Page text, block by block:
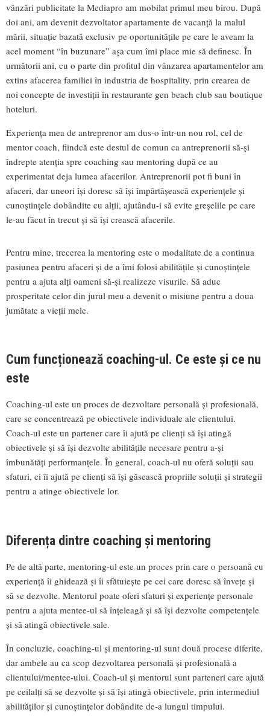
vânzări publicitate la Mediapro am mobilat primul meu birou. După
doi ani, am devenit dezvoltator apartamente de vacanță la malul
mării, situație bazată exclusiv pe oportunitățile pe care le aveam la
acel moment “în buzunare” așa cum îmi place mie să definesc. În
următorii ani, cu o parte din profitul din vânzarea apartamentelor am
extins afacerea familiei în industria de hospitality, prin crearea de
noi concepte de investiții în restaurante gen beach club sau boutique
hoteluri.
Experiența mea de antreprenor am dus-o într-un nou rol, cel de
mentor coach, fiindcă este destul de comun ca antreprenorii să-și
îndrepte atenția spre coaching sau mentoring după ce au
experimentat deja lumea afacerilor. Antreprenorii pot fi buni în
afaceri, dar uneori își doresc să își împărtășească experiențele și
cunoștințele dobândite cu alții, ajutându-i să evite greșelile pe care
le-au făcut în trecut și să își crească afacerile.
Pentru mine, trecerea la mentoring este o modalitate de a continua
pasiunea pentru afaceri și de a îmi folosi abilitățile și cunoștințele
pentru a ajuta alți oameni să-și realizeze visurile. Să aduc
prosperitate celor din jurul meu a devenit o misiune pentru a doua
jumătate a vieții mele.
Cum funcționează coaching-ul. Ce este și ce nu
este
Coaching-ul este un proces de dezvoltare personală și profesională,
care se concentrează pe obiectivele individuale ale clientului.
Coach-ul este un partener care îi ajută pe clienți să își atingă
obiectivele și să își dezvolte abilitățile necesare pentru a-și
îmbunătăți performanțele. În general, coach-ul nu oferă soluții sau
sfaturi, ci îi ajută pe clienți să își găsească propriile soluții și strategii
pentru a atinge obiectivele lor.
Diferența dintre coaching și mentoring
Pe de altă parte, mentoring-ul este un proces prin care o persoană cu
experiență îi ghidează și îi sfătuiește pe cei care doresc să învețe și
să se dezvolte. Mentorul poate oferi sfaturi și experiențe personale
pentru a ajuta mentee-ul să înțeleagă și să își dezvolte competențele
și să atingă obiectivele sale.
În concluzie, coaching-ul și mentoring-ul sunt două procese diferite,
dar ambele au ca scop dezvoltarea personală și profesională a
clientului/mentee-ului. Coach-ul și mentorul sunt parteneri care ajută
pe ceilalți să se dezvolte și să își atingă obiectivele, prin intermediul
abilităților și cunoștințelor dobândite de-a lungul timpului.